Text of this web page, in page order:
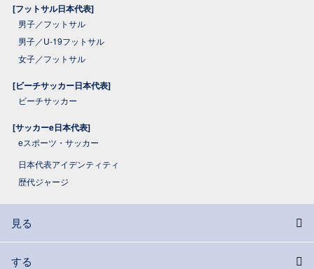
[フットサル日本代表]
男子／フットサル
男子／U-19フットサル
女子／フットサル
[ビーチサッカー日本代表]
ビーチサッカー
[サッカーe日本代表]
eスポーツ・サッカー
日本代表アイデンティティ
歴代ジャージ
見る
する